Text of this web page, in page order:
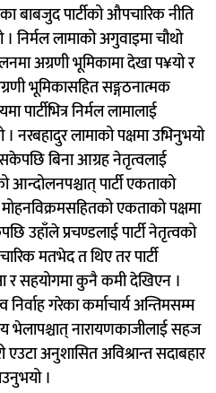
बाबजुद पार्टीको औपचारिक नीति
निर्मल लामाको अगुवाइमा चौथो
अग्रणी भूमिकामा देखा प¥यो र
भूमिकासहित सङ्गठनात्मक
पार्टीभित्र निर्मल लामालाई
नरबहादुर लामाको पक्षमा उभिनुभयो
बिना आग्रह नेतृत्वलाई
पार्टी एकताको
एकताको पक्षमा
उहाँले प्रचण्डलाई पार्टी नेतृत्वको
मतभेद त थिए तर पार्टी
र सहयोगमा कुनै कमी देखिएन ।
गरेका कर्माचार्य अन्तिमसम्म
भेलापश्चात् नारायणकाजीलाई सहज
एउटा अनुशासित अविश्रान्त सदाबहार
।